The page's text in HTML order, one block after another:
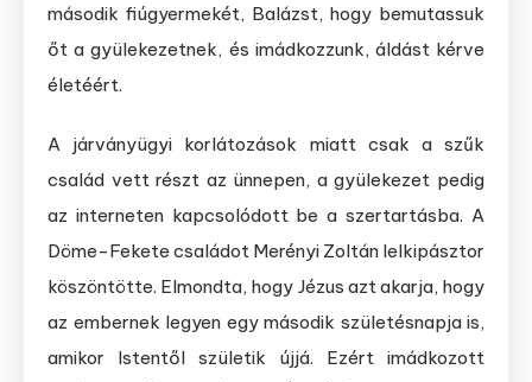
második fiúgyermekét, Balázst, hogy bemutassuk
őt a gyülekezetnek, és imádkozzunk, áldást kérve
életéért.
A járványügyi korlátozások miatt csak a szűk
család vett részt az ünnepen, a gyülekezet pedig
az interneten kapcsolódott be a szertartásba. A
Döme-Fekete családot Merényi Zoltán lelkipásztor
köszöntötte. Elmondta, hogy Jézus azt akarja, hogy
az embernek legyen egy második születésnapja is,
amikor Istentől születik újjá. Ezért imádkozott